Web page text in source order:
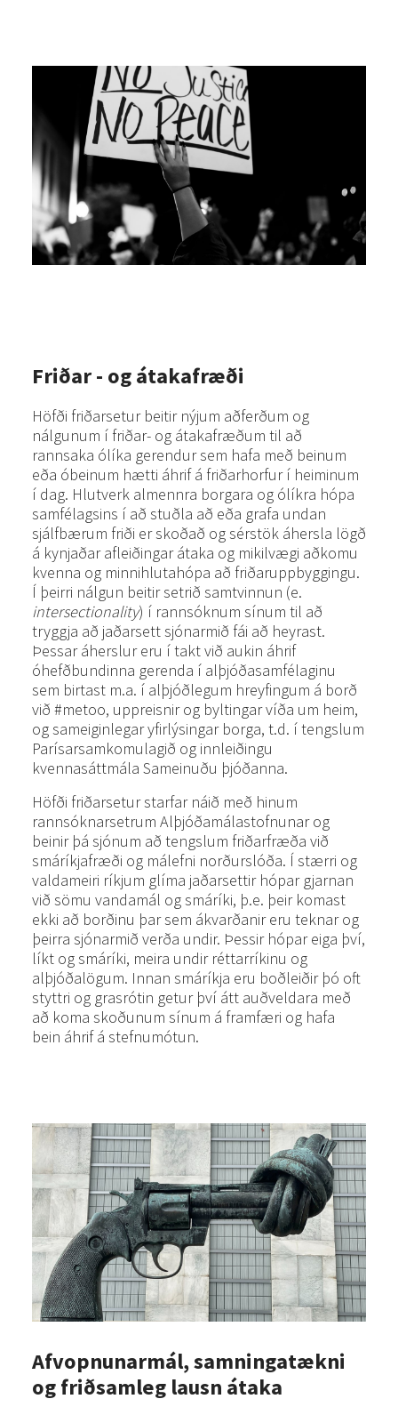
Friðar - og átakafræði
Höfði friðarsetur beitir nýjum aðferðum og
nálgunum í friðar- og átakafræðum til að
rannsaka ólíka gerendur sem hafa með beinum
eða óbeinum hætti áhrif á friðarhorfur í heiminum
í dag. Hlutverk almennra borgara og ólíkra hópa
samfélagsins í að stuðla að eða grafa undan
sjálfbærum friði er skoðað og sérstök áhersla lögð
á kynjaðar afleiðingar átaka og mikilvægi aðkomu
kvenna og minnihlutahópa að friðaruppbyggingu.
Í þeirri nálgun beitir setrið samtvinnun (e.
intersectionality) í rannsóknum sínum til að
tryggja að jaðarsett sjónarmið fái að heyrast.
Þessar áherslur eru í takt við aukin áhrif
óhefðbundinna gerenda í alþjóðasamfélaginu
sem birtast m.a. í alþjóðlegum hreyfingum á borð
við #metoo, uppreisnir og byltingar víða um heim,
og sameiginlegar yfirlýsingar borga, t.d. í tengslum
Parísarsamkomulagið og innleiðingu
kvennasáttmála Sameinuðu þjóðanna.
Höfði friðarsetur starfar náið með hinum
rannsóknarsetrum Alþjóðamálastofnunar og
beinir þá sjónum að tengslum friðarfræða við
smáríkjafræði og málefni norðurslóða. Í stærri og
valdameiri ríkjum glíma jaðarsettir hópar gjarnan
við sömu vandamál og smáríki, þ.e. þeir komast
ekki að borðinu þar sem ákvarðanir eru teknar og
þeirra sjónarmið verða undir. Þessir hópar eiga því,
líkt og smáríki, meira undir réttarríkinu og
alþjóðalögum. Innan smáríkja eru boðleiðir þó oft
styttri og grasrótin getur því átt auðveldara með
að koma skoðunum sínum á framfæri og hafa
bein áhrif á stefnumótun.
Afvopnunarmál, samningatækni
og friðsamleg lausn átaka